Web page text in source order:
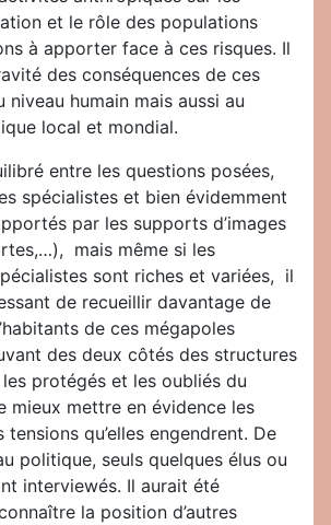
et le rôle des populations
à apporter face à ces risques. Il
des conséquences de ces
niveau humain mais aussi au
local et mondial.
entre les questions posées,
spécialistes et bien évidemment
par les supports d’images
mais même si les
sont riches et variées, il
de recueillir davantage de
de ces mégapoles
des deux côtés des structures
protégés et les oubliés du
mieux mettre en évidence les
qu’elles engendrent. De
politique, seuls quelques élus ou
interviewés. Il aurait été
la position d’autres